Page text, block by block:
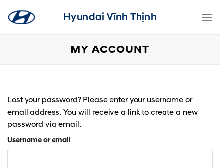
Hyundai Vĩnh Thịnh
MY ACCOUNT
Lost your password? Please enter your username or
email address. You will receive a link to create a new
password via email.
Username or email